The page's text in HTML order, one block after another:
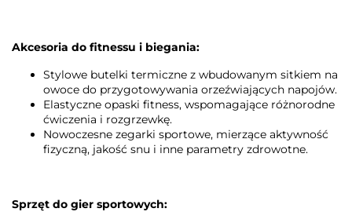
Akcesoria do fitnessu i biegania:
Stylowe butelki termiczne z wbudowanym sitkiem na
owoce do przygotowywania orzeźwiających napojów.
Elastyczne opaski fitness, wspomagające różnorodne
ćwiczenia i rozgrzewkę.
Nowoczesne zegarki sportowe, mierzące aktywność
fizyczną, jakość snu i inne parametry zdrowotne.
Sprzęt do gier sportowych: